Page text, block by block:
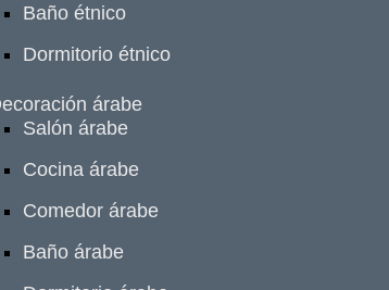
Baño étnico
Dormitorio étnico
árabe
Salón árabe
Cocina árabe
Comedor árabe
Baño árabe